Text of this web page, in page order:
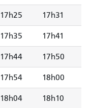
17h25 17h31
17h35 17h41
17h44 17h50
17h54 18h00
18h04 18h10